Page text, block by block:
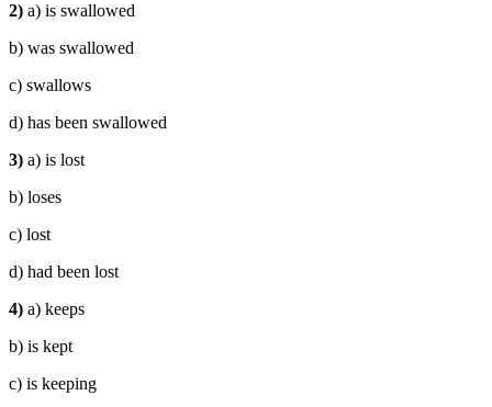
2) a) is swallowed
b) was swallowed
c) swallows
d) has been swallowed
3) a) is lost
b) loses
c) lost
d) had been lost
4) a) keeps
b) is kept
c) is keeping